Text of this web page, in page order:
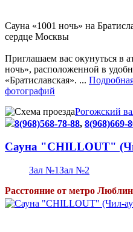
Сауна «1001 ночь» на
сердце Москвы
Приглашаем вас окунуться в
ночь», расположенной в
«Братиславская». ...
фотографий
Рогожский
8(968)568-78-88, 8(968)669-
Сауна "CHILLOUT"
Зал №1Зал №2
Расстояние от метро